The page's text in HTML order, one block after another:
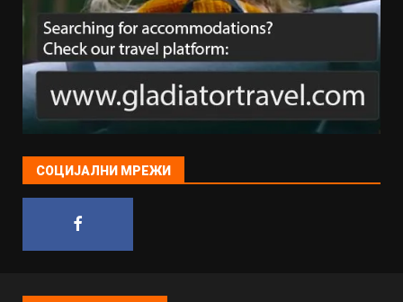
СОЦИЈАЛНИ МРЕЖИ